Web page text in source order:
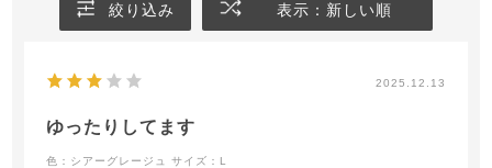
絞り込み 表示：新しい順
2025.12.13
ゆったりしてます
色：シアーグレージュ サイズ：L